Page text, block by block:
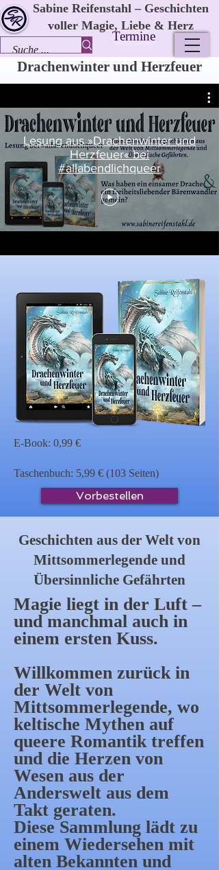
Sabine Reifenstahl – Geschichten
voller Magie, Liebe & Herz
Termine
Drachenwinter und Herzfeuer
Lesung aus »Drachenwinter und
Herzfeuer« bei
#allabendlichqueer
E-Book: 0,99 €
Taschenbuch: 5,99 € (103 Seiten)
Vorbestellen
Geschichten aus der Welt von
Mittsommerlegende und
Übersinnliche Gefährten
Magie liegt in der Luft –
und manchmal auch in
einem ersten Kuss.
Willkommen zurück in
der Welt von
Mittsommerlegende, wo
keltische Mythen auf
queere Romantik treffen
und die Herzen von
Wesen aus der
Anderswelt aus dem
Takt geraten.
Diese Sammlung lädt zu
einem Wiedersehen mit
alten Bekannten und